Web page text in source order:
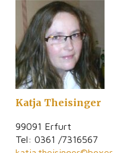
Katja Theisinger
99091 Erfurt
Tel: 0361 /7316567